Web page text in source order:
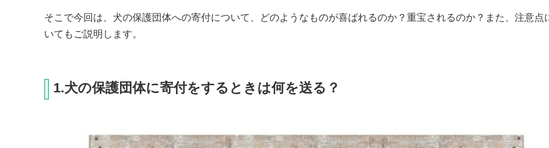
そこで今回は、犬の保護団体への寄付について、どのようなものが喜ばれるのか？重宝されるのか？また、注意点
いてもご説明します。
1.犬の保護団体に寄付をするときは何を送る？